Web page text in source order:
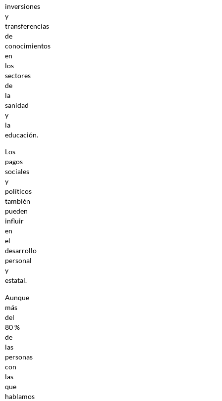
inversiones
y
transferencias
de
conocimientos
en
los
sectores
de
la
sanidad
y
la
educación.
Los
pagos
sociales
y
políticos
también
pueden
influir
en
el
desarrollo
personal
y
estatal.
Aunque
más
del
80 %
de
las
personas
con
las
que
hablamos